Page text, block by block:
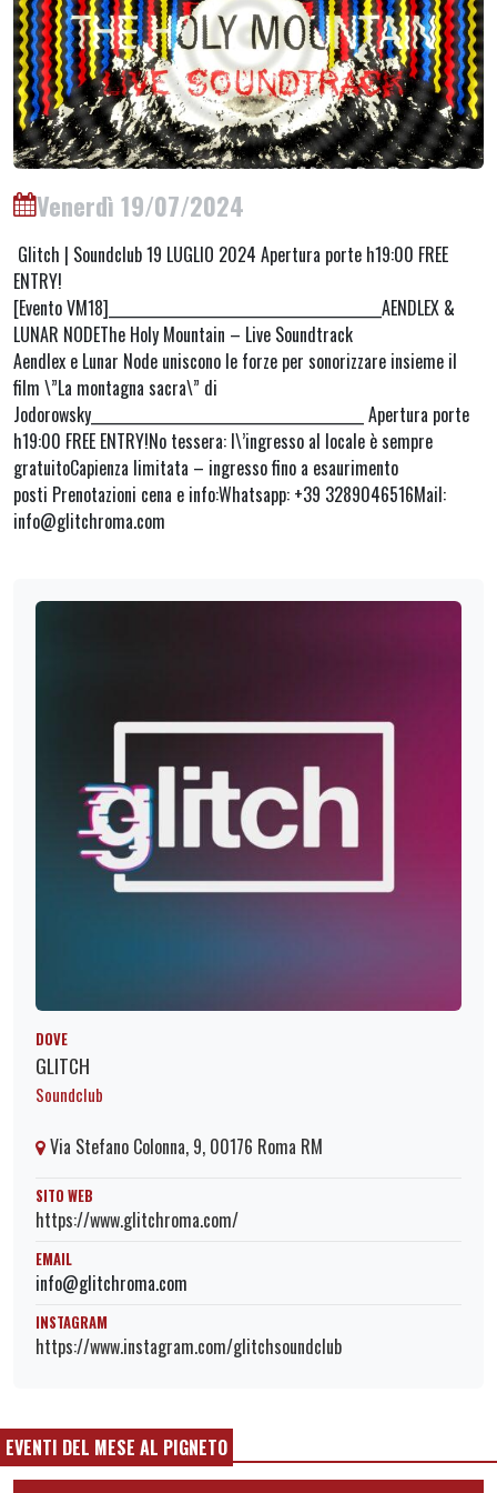
Venerdì 19/07/2024
Glitch | Soundclub 19 LUGLIO 2024 Apertura porte h19:00 FREE
ENTRY!
[Evento VM18]_________________________________________AENDLEX &
LUNAR NODEThe Holy Mountain – Live Soundtrack
Aendlex e Lunar Node uniscono le forze per sonorizzare insieme il
film \”La montagna sacra\” di
Jodorowsky_________________________________________ Apertura porte
h19:00 FREE ENTRY!No tessera: l\’ingresso al locale è sempre
gratuitoCapienza limitata – ingresso fino a esaurimento
posti Prenotazioni cena e info:Whatsapp: +39 3289046516Mail:
info@glitchroma.com
DOVE
GLITCH
Soundclub
Via Stefano Colonna, 9, 00176 Roma RM
SITO WEB
https://www.glitchroma.com/
EMAIL
info@glitchroma.com
INSTAGRAM
https://www.instagram.com/glitchsoundclub
EVENTI DEL MESE AL PIGNETO